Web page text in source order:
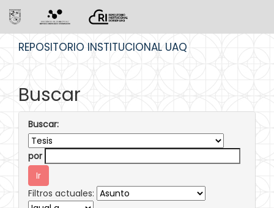
REPOSITORIO INSTITUCIONAL UAQ
Buscar
Buscar:
por
Filtros actuales: